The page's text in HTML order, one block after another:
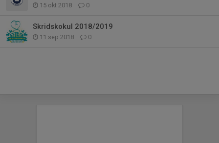
15 okt 2018 0
Skridskokul 2018/2019
11 sep 2018 0